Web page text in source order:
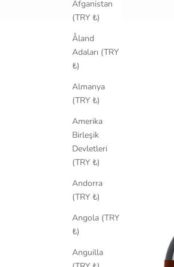
Afganistan
(TRY ₺)
Åland
Adaları (TRY
₺)
Almanya
(TRY ₺)
Amerika
Birleşik
Devletleri
(TRY ₺)
Andorra
(TRY ₺)
Angola (TRY
₺)
Anguilla